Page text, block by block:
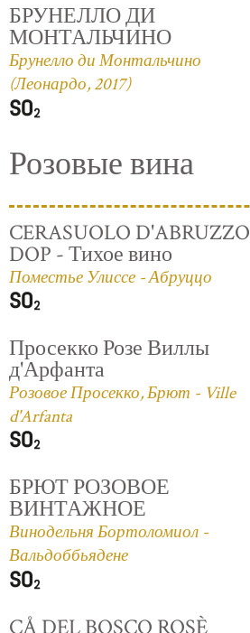
БРУНЕЛЛО ДИ
МОНТАЛЬЧИНО
Брунелло ди Монтальчино
(Леонардо, 2017)
Розовые вина
CERASUOLO D'ABRUZZO
DOP - Тихое вино
Поместье Улиссе - Абруццо
Просекко Розе Виллы
д'Арфанта
Розовое Просекко, Брют - Ville
d'Arfanta
БРЮТ РОЗОВОЕ
ВИНТАЖНОЕ
Винодельня Бортоломиол -
Вальдоббьядене
CÅ DEL BOSCO ROSÈ